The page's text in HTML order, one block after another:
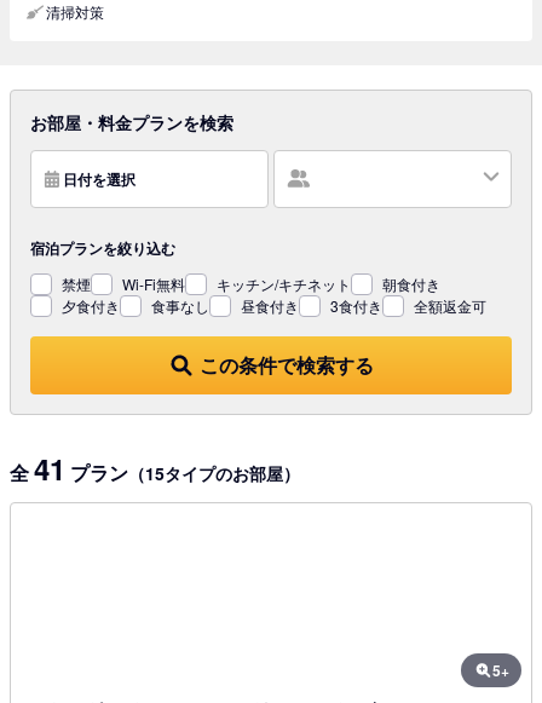
清掃対策
お部屋・料金プランを検索
日付を選択
この条件で検索する
宿泊プランを絞り込む
禁煙 Wi-Fi無料 キッチン/キチネット
朝食付き
夕食付き
食事なし 昼食付き 3食付き 全額返金可
全41 プラン （15タイプのお部屋）
5+